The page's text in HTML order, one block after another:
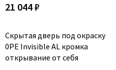
21 044 ₽
Скрытая дверь под окраску
0PE Invisible AL кромка
открывание от себя